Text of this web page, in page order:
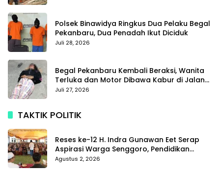
Polsek Binawidya Ringkus Dua Pelaku Begal
Pekanbaru, Dua Penadah Ikut Diciduk
Juli 28, 2026
Begal Pekanbaru Kembali Beraksi, Wanita
Terluka dan Motor Dibawa Kabur di Jalan
Teropong
Juli 27, 2026
TAKTIK POLITIK
Reses ke-12 H. Indra Gunawan Eet Serap
Aspirasi Warga Senggoro, Pendidikan
hingga BPJS Jadi Sorotan
Agustus 2, 2026